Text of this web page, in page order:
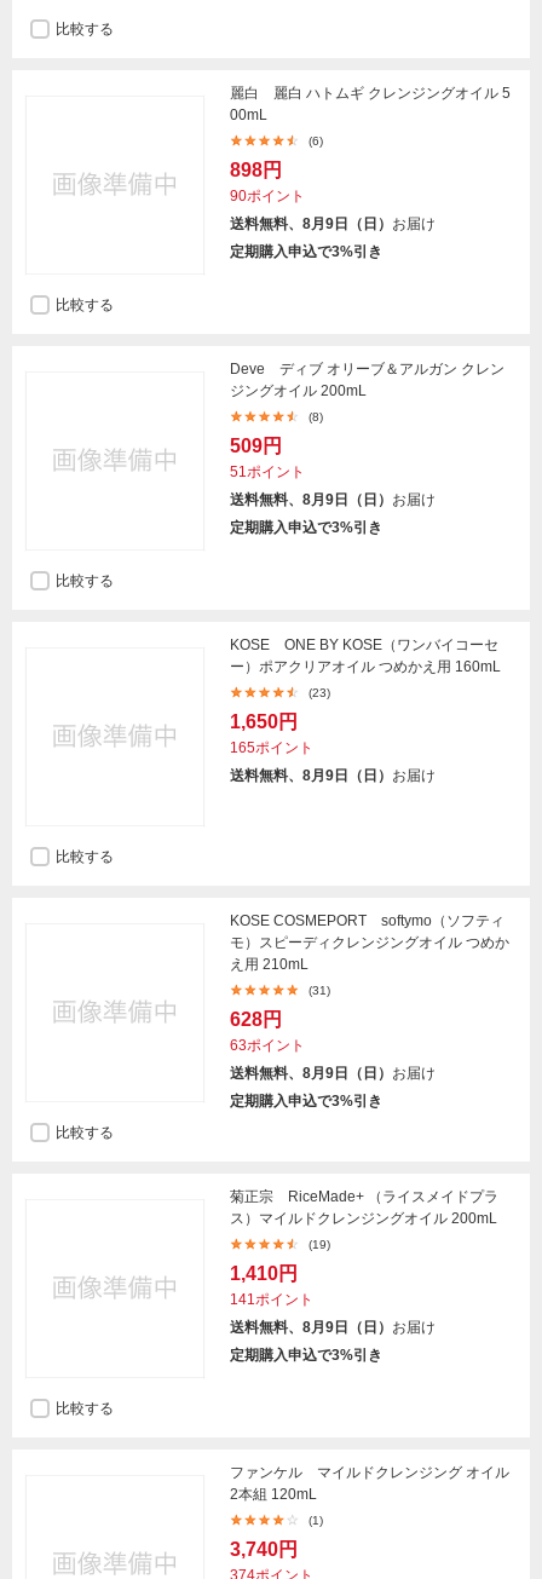
比較する
麗白 麗白 ハトムギ クレンジングオイル 5
00mL
(6)
898円
90ポイント
送料無料、8月9日（日） お届け
定期購入申込で3%引き
比較する
Deve ディブ オリーブ＆アルガン クレン
ジングオイル 200mL
(8)
509円
51ポイント
送料無料、8月9日（日） お届け
定期購入申込で3%引き
比較する
KOSE ONE BY KOSE（ワンバイコーセ
ー）ポアクリアオイル つめかえ用 160mL
(23)
1,650円
165ポイント
送料無料、8月9日（日） お届け
比較する
KOSE COSMEPORT softymo（ソフティ
モ）スピーディクレンジングオイル つめか
え用 210mL
(31)
628円
63ポイント
送料無料、8月9日（日） お届け
定期購入申込で3%引き
比較する
菊正宗 RiceMade+ （ライスメイドプラ
ス）マイルドクレンジングオイル 200mL
(19)
1,410円
141ポイント
送料無料、8月9日（日） お届け
定期購入申込で3%引き
比較する
ファンケル マイルドクレンジング オイル
2本組 120mL
(1)
3,740円
374ポイント